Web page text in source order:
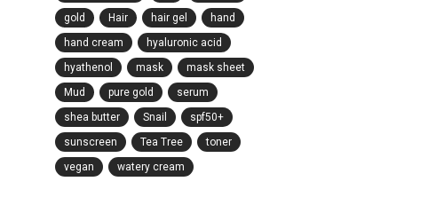
gold
Hair hair gel
hand
hand cream
hyaluronic acid
hyathenol
mask
mask sheet
Mud
pure gold
serum
shea butter
Snail
spf50+
sunscreen
Tea Tree
toner
vegan
watery cream